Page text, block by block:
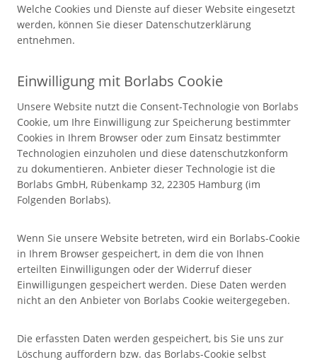
Welche Cookies und Dienste auf dieser Website eingesetzt
werden, können Sie dieser Datenschutzerklärung
entnehmen.
Einwilligung mit Borlabs Cookie
Unsere Website nutzt die Consent-Technologie von Borlabs
Cookie, um Ihre Einwilligung zur Speicherung bestimmter
Cookies in Ihrem Browser oder zum Einsatz bestimmter
Technologien einzuholen und diese datenschutzkonform
zu dokumentieren. Anbieter dieser Technologie ist die
Borlabs GmbH, Rübenkamp 32, 22305 Hamburg (im
Folgenden Borlabs).
Wenn Sie unsere Website betreten, wird ein Borlabs-Cookie
in Ihrem Browser gespeichert, in dem die von Ihnen
erteilten Einwilligungen oder der Widerruf dieser
Einwilligungen gespeichert werden. Diese Daten werden
nicht an den Anbieter von Borlabs Cookie weitergegeben.
Die erfassten Daten werden gespeichert, bis Sie uns zur
Löschung auffordern bzw. das Borlabs-Cookie selbst